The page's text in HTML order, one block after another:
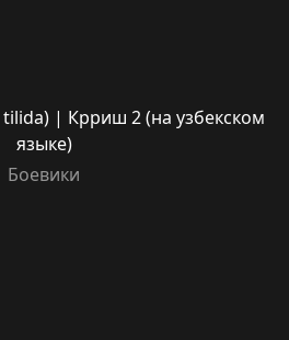
tilida) | Крриш 2 (на узбекском
языке)
Боевики